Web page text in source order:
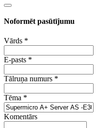
Noformēt pasūtījumu
Vārds *
E-pasts *
Tālruņa numurs *
Tēma *
Komentārs